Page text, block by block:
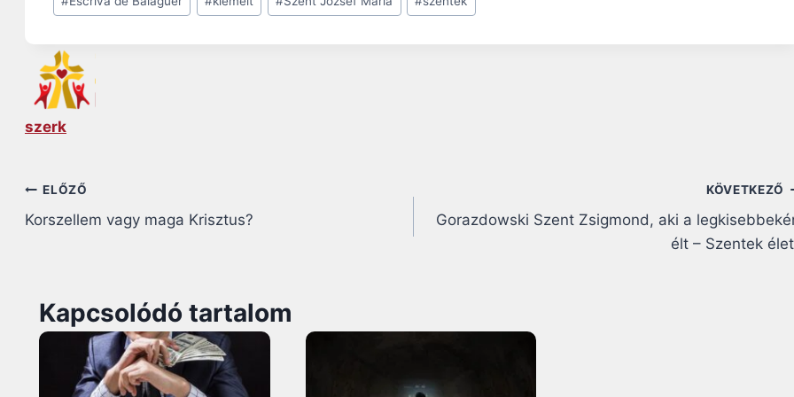
Tags:
szerk
Bejegyzés
navigáció
ELŐZŐ
Korszellem vagy maga Krisztus?
KÖVETKEZŐ
Gorazdowski Szent Zsigmond, aki a
élt – Szentek
Kapcsolódó tartalom